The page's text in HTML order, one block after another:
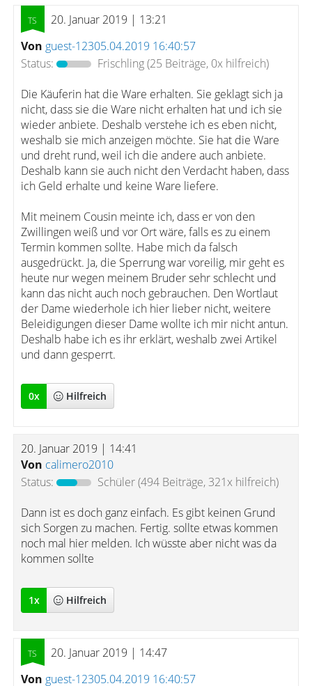
20. Januar 2019 | 13:21
Von guest-12305.04.2019 16:40:57
Status:
Frischling(25 Beiträge, 0x hilfreich)
Die Käuferin hat die Ware erhalten. Sie geklagt sich ja
nicht, dass sie die Ware nicht erhalten hat und ich sie
wieder anbiete. Deshalb verstehe ich es eben nicht,
weshalb sie mich anzeigen möchte. Sie hat die Ware
und dreht rund, weil ich die andere auch anbiete.
Deshalb kann sie auch nicht den Verdacht haben, dass
ich Geld erhalte und keine Ware liefere.
Mit meinem Cousin meinte ich, dass er von den
Zwillingen weiß und vor Ort wäre, falls es zu einem
Termin kommen sollte. Habe mich da falsch
ausgedrückt. Ja, die Sperrung war voreilig, mir geht es
heute nur wegen meinem Bruder sehr schlecht und
kann das nicht auch noch gebrauchen. Den Wortlaut
der Dame wiederhole ich hier lieber nicht, weitere
Beleidigungen dieser Dame wollte ich mir nicht antun.
Deshalb habe ich es ihr erklärt, weshalb zwei Artikel
und dann gesperrt.
0x Hilfreich
20. Januar 2019 | 14:41
Von calimero2010
Status:
Schüler(494 Beiträge, 321x hilfreich)
Dann ist es doch ganz einfach. Es gibt keinen Grund
sich Sorgen zu machen. Fertig. sollte etwas kommen
noch mal hier melden. Ich wüsste aber nicht was da
kommen sollte
1x Hilfreich
20. Januar 2019 | 14:47
Von guest-12305.04.2019 16:40:57